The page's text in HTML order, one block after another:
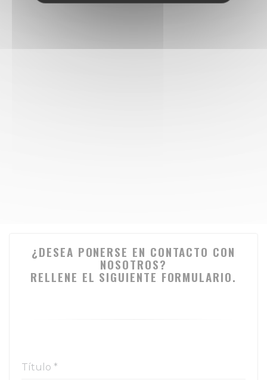
¿DESEA PONERSE EN CONTACTO CON
NOSOTROS?
RELLENE EL SIGUIENTE FORMULARIO.